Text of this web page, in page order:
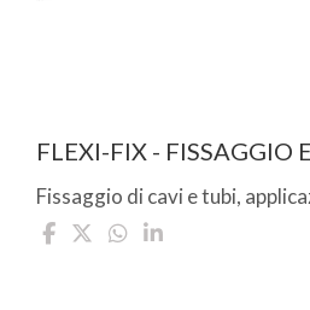
FLEXI-FIX - FISSAGGIO
Fissaggio di cavi e tubi,